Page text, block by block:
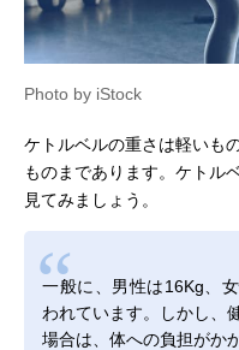
Photo by iStock
ケトルベルの重さは軽いも
ものまであります。ケトル
見てみましょう。
一般に、男性は16Kg、
われています。しかし、
場合は、体への負担がか